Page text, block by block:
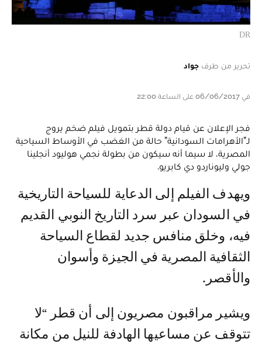
DR
تحرير من طرف جواد
في 06/06/2017 على الساعة 22:00
فجر الإعلان عن قيام دولة قطر بتمويل فيلم ضخم يروج
لـ”الأهرامات السودانية” حالة من الغضب في الأوساط السياحية
المصرية، لا سيما أنه سيكون من بطولة نجمي هوليود أنجلينا
جولي وليوناردو دي كابريو.
ويهدف الفيلم إلى الدعاية للسياحة التاريخية
في السودان عبر سرد التاريخ النوبي القديم
فيه، وخلق منافس جديد لقطاع السياحة
الثقافية المصرية في الجيزة وأسوان
والأقصر.
ويشير مراقبون مصريون إلى أن قطر “لا
تتوقف عن مساعيها الهادفة للنيل من مكانة